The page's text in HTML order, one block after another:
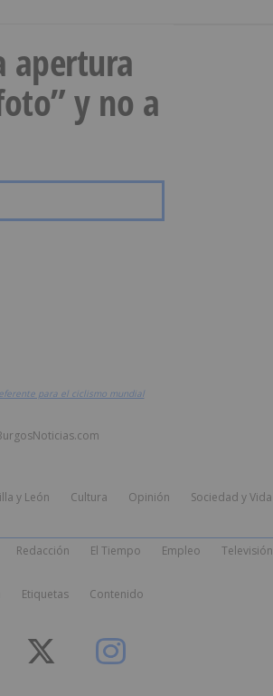
apertura
y no a
para el ciclismo mundial
y León Cultura Opinión Sociedad y Vida
Redacción El Tiempo Empleo Televisión
Etiquetas Contenido